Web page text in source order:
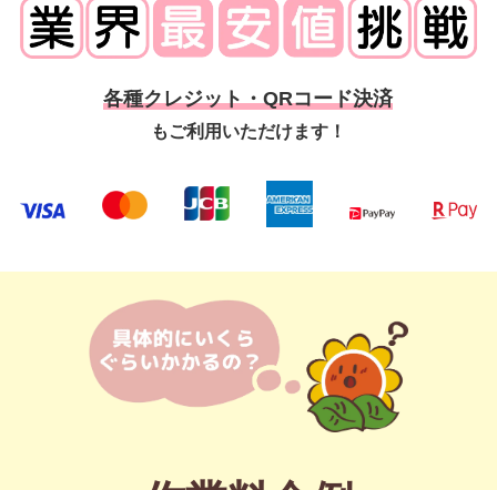
各種クレジット・QRコード決済
もご利用いただけます！